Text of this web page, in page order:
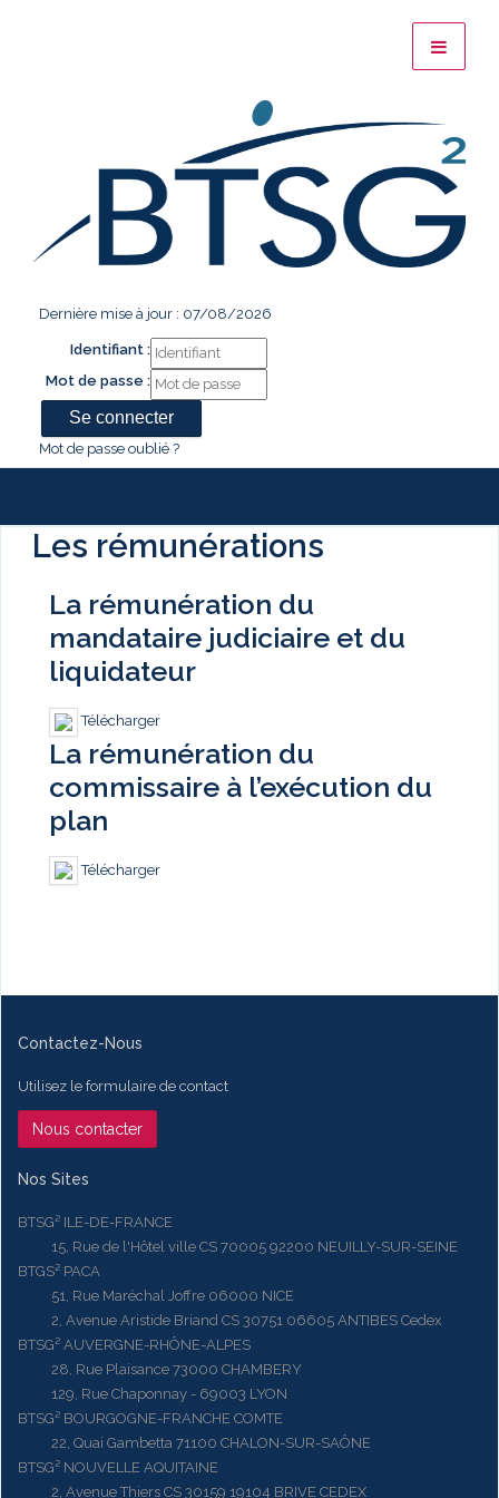
Dernière mise à jour : 07/08/2026
Identifiant :
Mot de passe :
Mot de passe oublié ?
Les rémunérations
La rémunération du
mandataire judiciaire et du
liquidateur
Télécharger
La rémunération du
commissaire à l’exécution du
plan
Télécharger
Contactez-Nous
Utilisez le formulaire de contact
Nous contacter
Nos Sites
BTSG² ILE-DE-FRANCE
15, Rue de l'Hôtel ville CS 70005 92200 NEUILLY-SUR-SEINE
BTGS² PACA
51, Rue Maréchal Joffre 06000 NICE
2, Avenue Aristide Briand CS 30751 06605 ANTIBES Cedex
BTSG² AUVERGNE-RHÔNE-ALPES
28, Rue Plaisance 73000 CHAMBERY
129, Rue Chaponnay - 69003 LYON
BTSG² BOURGOGNE-FRANCHE COMTE
22, Quai Gambetta 71100 CHALON-SUR-SAÔNE
BTSG² NOUVELLE AQUITAINE
2, Avenue Thiers CS 30159 19104 BRIVE CEDEX